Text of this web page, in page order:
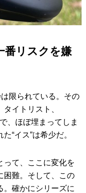
番リスクを嫌
は限られている。その
イトリスト、
、ほぼ埋まってしま
“イス”は希少だ。
って、ここに変化を
困難。そして、この
。確かにシリーズに